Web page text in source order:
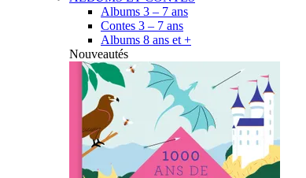
Albums 3 – 7 ans
Contes 3 – 7 ans
Albums 8 ans et +
Nouveautés